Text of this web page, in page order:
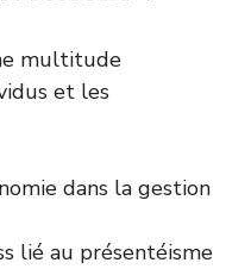
multitude
et les
dans la gestion
lié au présentéisme